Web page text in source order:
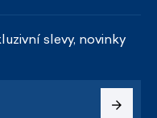
slevy, novinky